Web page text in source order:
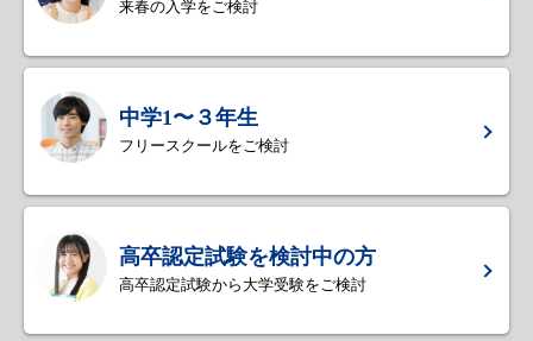
来春の入学をご検討
中学1〜３年生
フリースクールをご検討
高卒認定試験を検討中の方
高卒認定試験から大学受験をご検討